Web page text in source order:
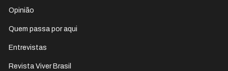
Opinião
Quem passa por aqui
Entrevistas
Revista Viver Brasil